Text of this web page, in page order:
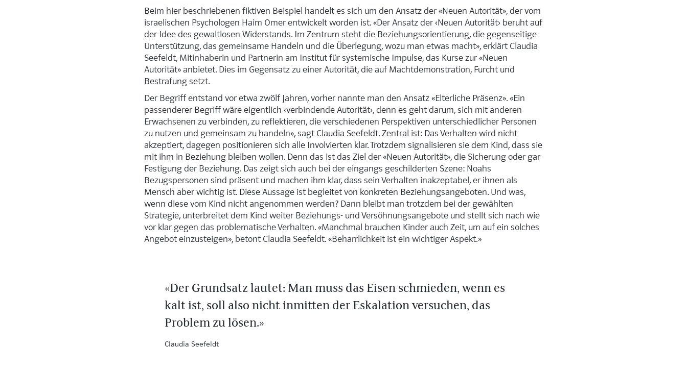
Beim hier beschriebenen fiktiven Beispiel handelt es sich um den Ansatz der «Neuen Autorität», der vom
israelischen Psychologen Haim Omer entwickelt worden ist. «Der Ansatz der ‹Neuen Autorität› beruht auf
der Idee des gewaltlosen Widerstands. Im Zentrum steht die Beziehungsorientierung, die gegenseitige
Unterstützung, das gemeinsame Handeln und die Überlegung, wozu man etwas macht», erklärt Claudia
Seefeldt, Mitinhaberin und Partnerin am Institut für systemische Impulse, das Kurse zur «Neuen
Autorität» anbietet. Dies im Gegensatz zu einer Autorität, die auf Machtdemonstration, Furcht und
Bestrafung setzt.
Der Begriff entstand vor etwa zwölf Jahren, vorher nannte man den Ansatz «Elterliche Präsenz». «Ein
passenderer Begriff wäre eigentlich ‹verbindende Autorität›, denn es geht darum, sich mit anderen
Erwachsenen zu verbinden, zu reflektieren, die verschiedenen Perspektiven unterschiedlicher Personen
zu nutzen und gemeinsam zu handeln», sagt Claudia Seefeldt. Zentral ist: Das Verhalten wird nicht
akzeptiert, dagegen positionieren sich alle Involvierten klar. Trotzdem signalisieren sie dem Kind, dass sie
mit ihm in Beziehung bleiben wollen. Denn das ist das Ziel der «Neuen Autorität», die Sicherung oder gar
Festigung der Beziehung. Das zeigt sich auch bei der eingangs geschilderten Szene: Noahs
Bezugspersonen sind präsent und machen ihm klar, dass sein Verhalten inakzeptabel, er ihnen als
Mensch aber wichtig ist. Diese Aussage ist begleitet von konkreten Beziehungsangeboten. Und was,
wenn diese vom Kind nicht angenommen werden? Dann bleibt man trotzdem bei der gewählten
Strategie, unterbreitet dem Kind weiter Beziehungs- und Versöhnungsangebote und stellt sich nach wie
vor klar gegen das problematische Verhalten. «Manchmal brauchen Kinder auch Zeit, um auf ein solches
Angebot einzusteigen», betont Claudia Seefeldt. «Beharrlichkeit ist ein wichtiger Aspekt.»
Der Grundsatz lautet: Man muss das Eisen schmieden, wenn es
kalt ist, soll also nicht ­inmitten der Eskalation versuchen, das
Problem zu lösen.
Claudia Seefeldt